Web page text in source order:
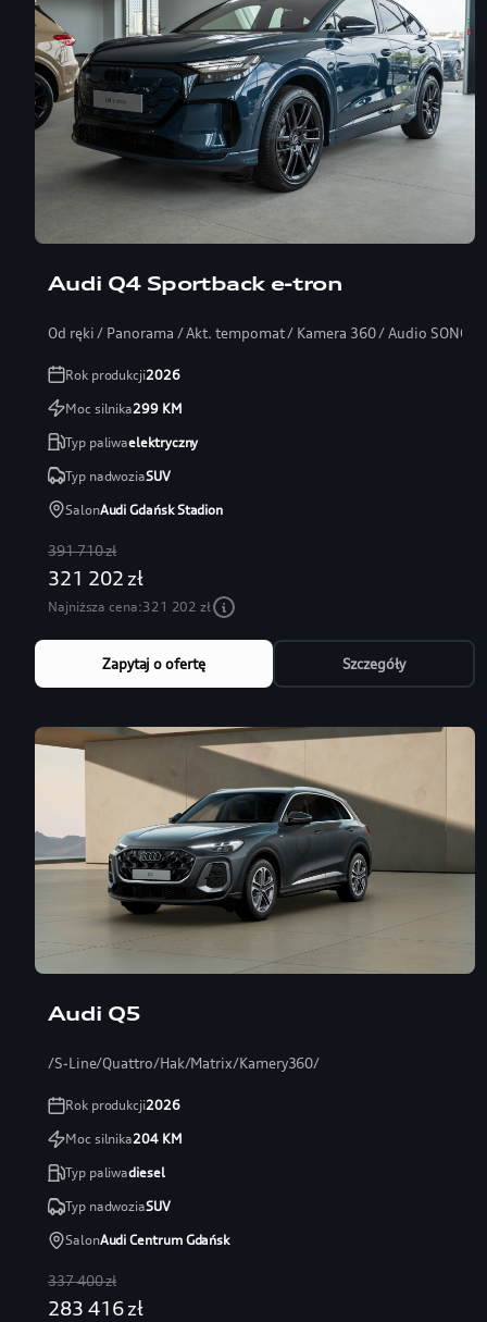
Audi Q4 Sportback e-tron
Od ręki / Panorama / Akt. tempomat / Kamera 360 / Audio SONOS
Rok produkcji2026
Moc silnika299KM
Typ paliwaelektryczny
Typ nadwoziaSUV
SalonAudi Gdańsk Stadion
391 710 zł
321 202 zł
Najniższa cena:321 202 zł
Zapytaj o ofertę Szczegóły
Audi Q5
/S-Line/Quattro/Hak/Matrix/Kamery360/
Rok produkcji2026
Moc silnika204KM
Typ paliwadiesel
Typ nadwoziaSUV
SalonAudi Centrum Gdańsk
337 400 zł
283 416 zł